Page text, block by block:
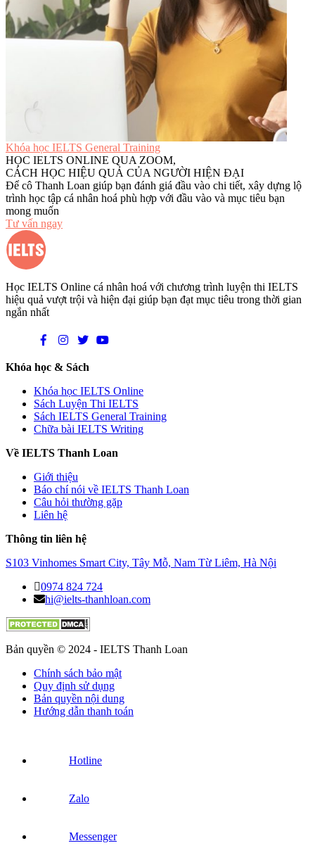
Khóa học IELTS General Training
HỌC IELTS ONLINE QUA ZOOM,
CÁCH HỌC HIỆU QUẢ CỦA NGƯỜI HIỆN ĐẠI
Để cô Thanh Loan giúp bạn đánh giá đầu vào chi tiết, xây dựng lộ
trình học tập cá nhân hoá phù hợp với đầu vào và mục tiêu bạn
mong muốn
Tư vấn ngay
Học IELTS Online cá nhân hoá với chương trình luyện thi IELTS
hiệu quả vượt trội và hiện đại giúp bạn đạt mục tiêu trong thời gian
ngắn nhất
Khóa học & Sách
Khóa học IELTS Online
Sách Luyện Thi IELTS
Sách IELTS General Training
Chữa bài IELTS Writing
Về IELTS Thanh Loan
Giới thiệu
Báo chí nói về IELTS Thanh Loan
Câu hỏi thường gặp
Liên hệ
Thông tin liên hệ
S103 Vinhomes Smart City, Tây Mỗ, Nam Từ Liêm, Hà Nội
0974 824 724
hi@ielts-thanhloan.com
Bản quyền © 2024 - IELTS Thanh Loan
Chính sách bảo mật
Quy định sử dụng
Bản quyền nội dung
Hướng dẫn thanh toán
Hotline
Zalo
Messenger